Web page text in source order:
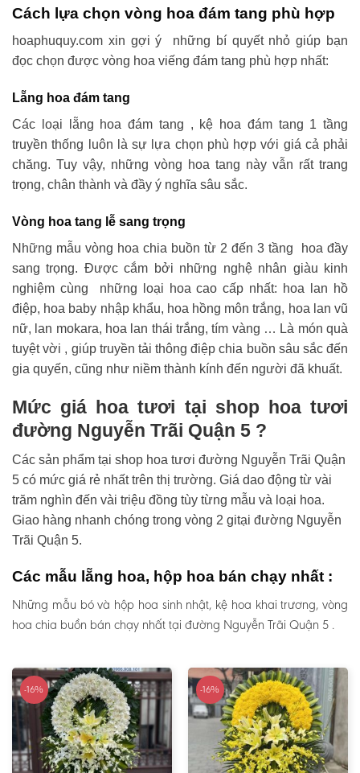
Cách lựa chọn vòng hoa đám tang phù hợp
hoaphuquy.com xin gợi ý những bí quyết nhỏ giúp bạn
đọc chọn được vòng hoa viếng đám tang phù hợp nhất:
Lẵng hoa đám tang
Các loại lẵng hoa đám tang , kệ hoa đám tang 1 tầng
truyền thống luôn là sự lựa chọn phù hợp với giá cả phải
chăng. Tuy vậy, những vòng hoa tang này vẫn rất trang
trọng, chân thành và đầy ý nghĩa sâu sắc.
Vòng hoa tang lễ sang trọng
Những mẫu vòng hoa chia buồn từ 2 đến 3 tầng hoa đầy
sang trọng. Được cắm bởi những nghệ nhân giàu kinh
nghiệm cùng những loại hoa cao cấp nhất: hoa lan hồ
điệp, hoa baby nhập khẩu, hoa hồng môn trắng, hoa lan vũ
nữ, lan mokara, hoa lan thái trắng, tím vàng … Là món quà
tuyệt vời , giúp truyền tải thông điệp chia buồn sâu sắc đến
gia quyến, cũng như niềm thành kính đến người đã khuất.
Mức giá hoa tươi tại shop hoa tươi
đường Nguyễn Trãi Quận 5 ?
Các sản phẩm tại shop hoa tươi đường Nguyễn Trãi Quận
5 có mức giá rẻ nhất trên thị trường. Giá dao động từ vài
trăm nghìn đến vài triệu đồng tùy từng mẫu và loại hoa.
Giao hàng nhanh chóng trong vòng 2 gitại đường Nguyễn
Trãi Quận 5.
Các mẫu lẵng hoa, hộp hoa bán chạy nhất :
Những mẫu bó và hộp hoa sinh nhật, kệ hoa khai trương, vòng
hoa chia buồn bán chạy nhất tại đường Nguyễn Trãi Quận 5 .
-16% -16%